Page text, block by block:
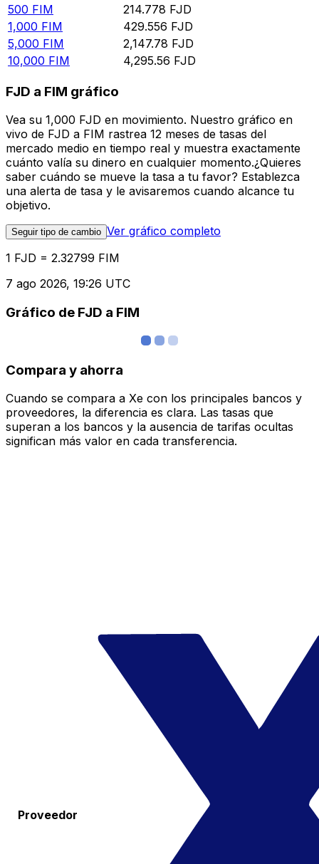
500 FIM 214.778 FJD
1,000 FIM 429.556 FJD
5,000 FIM 2,147.78 FJD
10,000 FIM 4,295.56 FJD
FJD a FIM gráfico
Vea su 1,000 FJD en movimiento. Nuestro gráfico en
vivo de FJD a FIM rastrea 12 meses de tasas del
mercado medio en tiempo real y muestra exactamente
cuánto valía su dinero en cualquier momento.¿Quieres
saber cuándo se mueve la tasa a tu favor? Establezca
una alerta de tasa y le avisaremos cuando alcance tu
objetivo.
Seguir tipo de cambio Ver gráfico completo
1 FJD = 2.32799 FIM
7 ago 2026, 19:26 UTC
Gráfico de FJD a FIM
Compara y ahorra
Cuando se compara a Xe con los principales bancos y
proveedores, la diferencia es clara. Las tasas que
superan a los bancos y la ausencia de tarifas ocultas
significan más valor en cada transferencia.
Proveedor